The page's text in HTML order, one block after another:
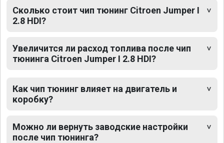
Сколько стоит чип тюнинг Citroen Jumper I
2.8 HDI?
Увеличится ли расход топлива после чип
тюнинга Citroen Jumper I 2.8 HDI?
Как чип тюнинг влияет на двигатель и
коробку?
Можно ли вернуть заводские настройки
после чип тюнинга?